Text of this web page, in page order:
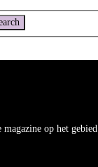
op het